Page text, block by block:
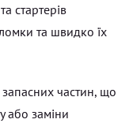
стартерів
та швидко їх
частин, що
або заміни